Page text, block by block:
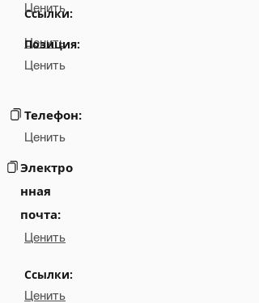
Ссылки:
Ценить
Ценить
Позиция:
Ценить
Телефон:
Ценить
Электро
нная
почта:
Ценить
Ссылки:
Ценить